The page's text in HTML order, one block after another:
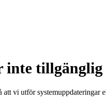
inte
att vi utför systemuppdateringar